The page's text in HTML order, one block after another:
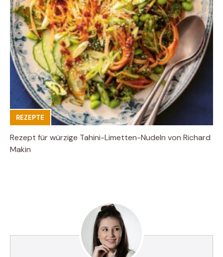
REZEPTE
Rezept für würzige Tahini-Limetten-Nudeln von Richard
Makin